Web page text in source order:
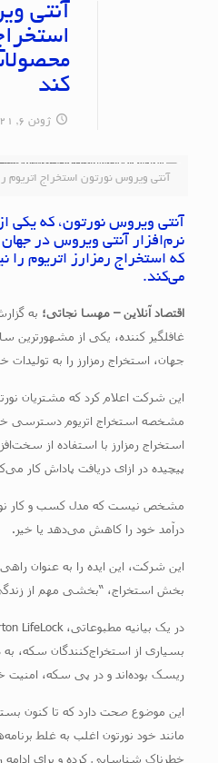
آنتی
کند
ژوئن 6, 2021
آنتی ویروس نورتون استخراج اتریوم
آنتی ویروس نورتون، که یکی
نرم‌افزار آنتی ویروس در جهان
که استخراج رمزارز اتریوم را
می‌کند.
اقتصاد آنلاین – مهسا نجاتی؛ به
غافلگیر کننده، یکی از مشهورترین
جهان، استخراج رمزارز را به تولیدات
مشخصه استخراج اتریوم دسترسی
استخراج رمزارز با استفاده از
پیچیده در ازای دریافت پاداش کار
مشخص نیست که مدل کسب و کار
درآمد خود را کاهش می‌دهد یا خیر.
این شرکت، این ایده را به عنوان
بخش استخراج، “بخشی مهم از
بسیاری از استخراج‌کنندگان سکه،
ریسک بوده‌اند و در پی سکه، امنیت
این موضوع صحت دارد که تا کنون
مانند خود نورتون اغلب به غلط
خطرناک شناسایی کرده و برای ادامه